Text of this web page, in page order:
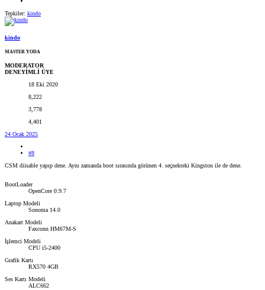
Tepkiler: kindo
kindo
MASTER YODA
MODERATOR
DENEYİMLİ ÜYE
18 Eki 2020
8,222
3,778
4,401
24 Ocak 2025
#8
CSM diisable yapıp dene. Aynı zamanda boot sırasında görünen 4. seçnekteki Kingston ile de dene.
BootLoader
OpenCore 0.9.7
Laptop Modeli
Sonoma 14.0
Anakart Modeli
Faxconn HM67M-S
İşlemci Modeli
CPU i5-2400
Grafik Kartı
RX570 4GB
Ses Kartı Modeli
ALC662